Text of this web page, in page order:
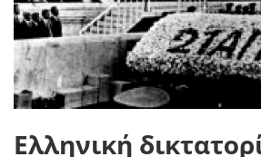
Ελληνική